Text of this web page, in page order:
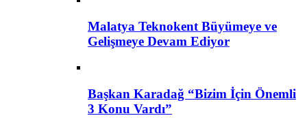
Malatya Teknokent Büyümeye ve
Gelişmeye Devam Ediyor
Başkan Karadağ “Bizim İçin Önemli
3 Konu Vardı”